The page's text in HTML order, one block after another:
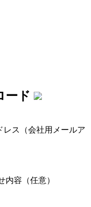
ード
レス（会社用メールア
内容（任意）